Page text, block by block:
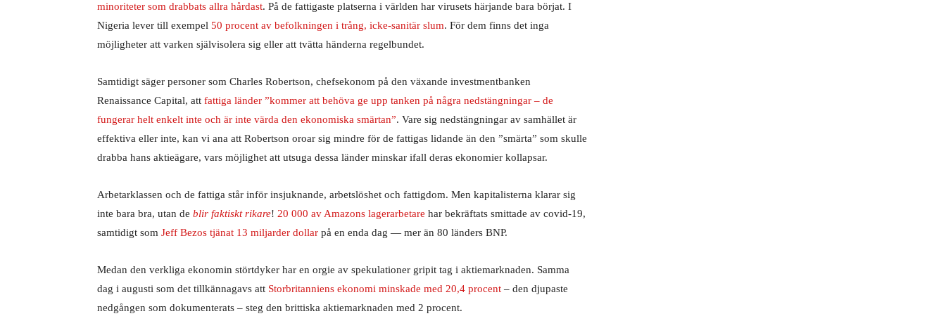
minoriteter som drabbats allra hårdast. På de fattigaste platserna i världen har virusets härjande bara börjat. I
Nigeria lever till exempel 50 procent av befolkningen i trång, icke-sanitär slum. För dem finns det inga
möjligheter att varken självisolera sig eller att tvätta händerna regelbundet.
Samtidigt säger personer som Charles Robertson, chefsekonom på den växande investmentbanken
Renaissance Capital, att fattiga länder ”kommer att behöva ge upp tanken på några nedstängningar – de
fungerar helt enkelt inte och är inte värda den ekonomiska smärtan”. Vare sig nedstängningar av samhället är
effektiva eller inte, kan vi ana att Robertson oroar sig mindre för de fattigas lidande än den ”smärta” som skulle
drabba hans aktieägare, vars möjlighet att utsuga dessa länder minskar ifall deras ekonomier kollapsar.
Arbetarklassen och de fattiga står inför insjuknande, arbetslöshet och fattigdom. Men kapitalisterna klarar sig
inte bara bra, utan de blir faktiskt rikare! 20 000 av Amazons lagerarbetare har bekräftats smittade av covid-19,
samtidigt som Jeff Bezos tjänat 13 miljarder dollar på en enda dag — mer än 80 länders BNP.
Medan den verkliga ekonomin störtdyker har en orgie av spekulationer gripit tag i aktiemarknaden. Samma
dag i augusti som det tillkännagavs att Storbritanniens ekonomi minskade med 20,4 procent – den djupaste
nedgången som dokumenterats – steg den brittiska aktiemarknaden med 2 procent.